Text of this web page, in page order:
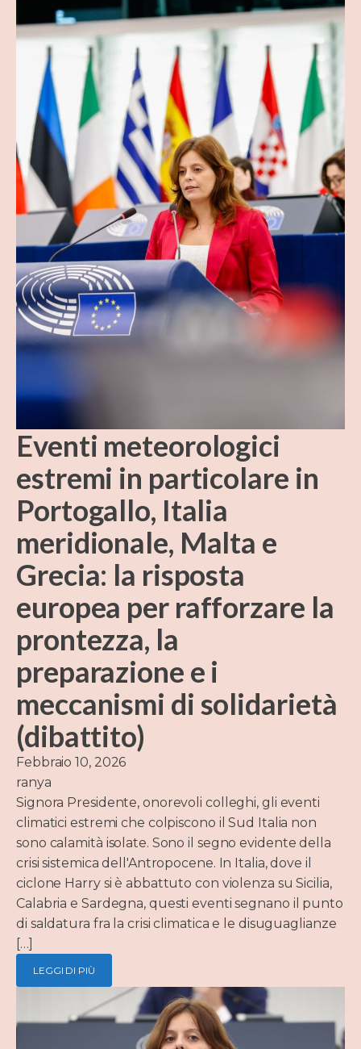
Eventi meteorologici
estremi in particolare in
Portogallo, Italia
meridionale, Malta e
Grecia: la risposta
europea per rafforzare la
prontezza, la
preparazione e i
meccanismi di solidarietà
(dibattito)
Febbraio 10, 2026
ranya
Signora Presidente, onorevoli colleghi, gli eventi
climatici estremi che colpiscono il Sud Italia non
sono calamità isolate. Sono il segno evidente della
crisi sistemica dell'Antropocene. In Italia, dove il
ciclone Harry si è abbattuto con violenza su Sicilia,
Calabria e Sardegna, questi eventi segnano il punto
di saldatura fra la crisi climatica e le disuguaglianze
[…]
LEGGI DI PIÙ